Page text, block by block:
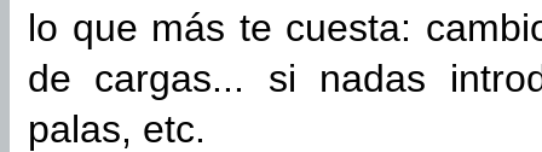
lo que más te cuesta:
de cargas... si nadas
palas, etc.